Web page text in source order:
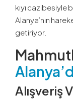
kıyı cazibesiyle
Alanya’nın
getiriyor.
Alışveriş